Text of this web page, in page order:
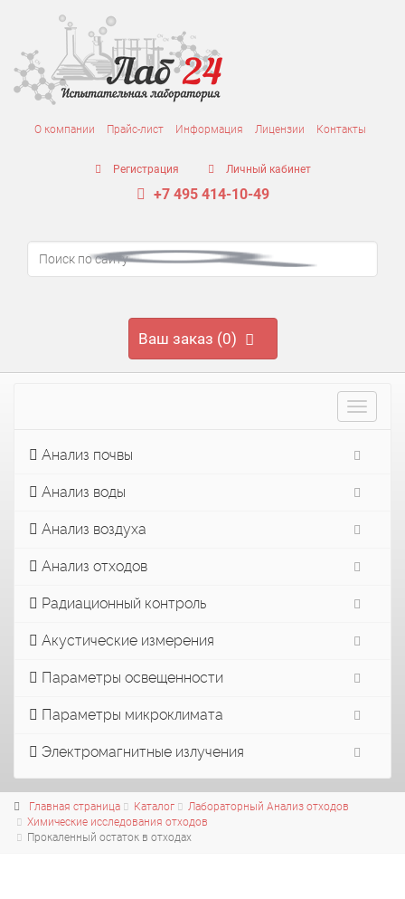
О компании Прайс-лист Информация Лицензии Контакты
Регистрация Личный кабинет
+7 495 414-10-49
Ваш заказ (0)
Toggle
Анализ почвы
Анализ воды
Анализ воздуха
Анализ отходов
Радиационный контроль
Акустические измерения
Параметры освещенности
Параметры микроклимата
Электромагнитные излучения
Главная страница Каталог
Лабораторный Анализ отходов
Химические исследования отходов
Прокаленный остаток в отходах